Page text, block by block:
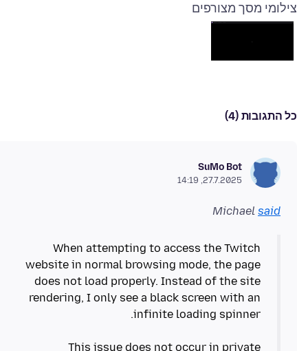
צילומי מסך מצורפים
כל התגובות (4)
SuMo Bot
27.7.2025, 14:19
Michael said
When attempting to access the Twitch
website in normal browsing mode, the page
does not load properly. Instead of the site
rendering, I only see a black screen with an
This issue does not occur in private